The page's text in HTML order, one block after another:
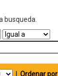
busqueda.
Ordenar por